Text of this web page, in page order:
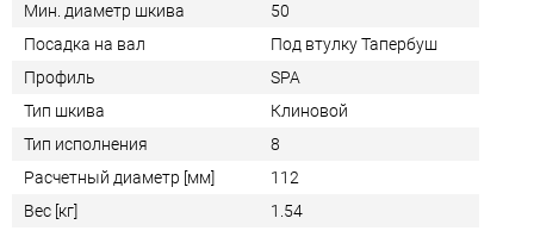
Мин. диаметр шкива
50
Посадка на вал
Под втулку Тапербуш
Профиль
SPA
Тип шкива
Клиновой
Тип исполнения
8
Расчетный диаметр [мм]
112
Вес [кг]
1.54